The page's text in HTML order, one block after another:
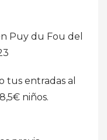
Puy du Fou del
tus entradas al
niños.